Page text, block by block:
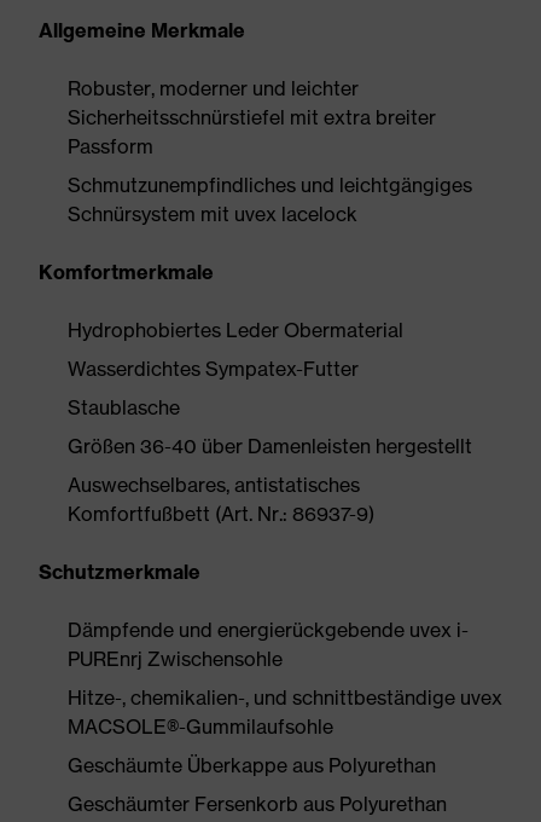
Allgemeine Merkmale
Robuster, moderner und leichter
Sicherheitsschnürstiefel mit extra breiter
Passform
Schmutzunempfindliches und leichtgängiges
Schnürsystem mit uvex lacelock
Komfortmerkmale
Hydrophobiertes Leder Obermaterial
Wasserdichtes Sympatex-Futter
Staublasche
Größen 36-40 über Damenleisten hergestellt
Auswechselbares, antistatisches
Komfortfußbett (Art. Nr.: 86937-9)
Schutzmerkmale
Dämpfende und energierückgebende uvex i-
PUREnrj Zwischensohle
Hitze-, chemikalien-, und schnittbeständige uvex
MACSOLE®-Gummilaufsohle
Geschäumte Überkappe aus Polyurethan
Geschäumter Fersenkorb aus Polyurethan